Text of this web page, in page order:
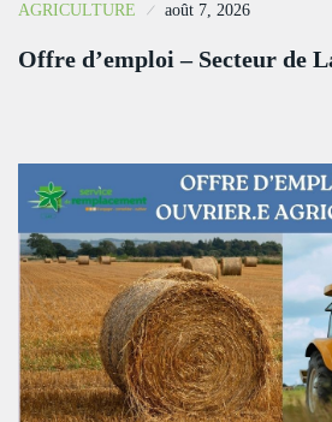
AGRICULTURE août 7, 2026
Offre d’emploi – Secteur de